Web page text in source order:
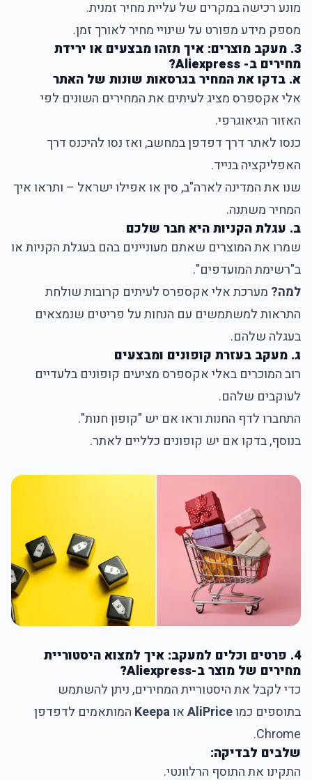
מונע רכישה במקרים של עליית מחיר זמנית.
מספק מידע מפורט על שינויי מחיר לאורך זמן.
3. מעקב מוצרים: איך תזהו מבצעים או ירידת
מחירים ב- Aliexpress?
א. בדקו את המחיר בגרסאות שונות של האתר
אלי אקספרס מציג לעיתים את המחירים השונים לפי
האזור הגיאוגרפי.
כנסו לאתר דרך דפדפן במחשב, ואז נסו להיכנס דרך
האפליקציה בנייד.
שנו את המדינה לארה"ב, סין או אפילו ישראל – ותראו איך
המחיר משתנה.
ב. עגלת הקניות היא חבר שלכם
שמרו את המוצרים שאתם מעוניינים בהם בעגלת הקניות או
ב"רשימת המועדפים".
למה? מערכת אלי אקספרס לעיתים קרובות שולחת
התראות למשתמשים עם הנחות על פריטים שנמצאים
בעגלה שלהם.
ג. מעקב בעזרת קופונים ומבצעים
רוב המוכרים באלי אקספרס מציעים קופונים בלעדיים
לעוקבים שלהם.
התחברו לדף החנות וראו אם יש "קופון חנות".
בנוסף, בדקו אם יש קופונים כלליים לאתר.
4. פרטים וכלים למעקב: איך למצוא היסטוריית
מחירים של מוצר ב-Aliexpress?
כדי לקבל את היסטוריית המחירים, ניתן להשתמש
בתוספים כמוAliPriceאוKeepa המותאמים לדפדפן
Chrome.
שלבים לבדיקה:
התקינו את התוסף הרלוונטי.